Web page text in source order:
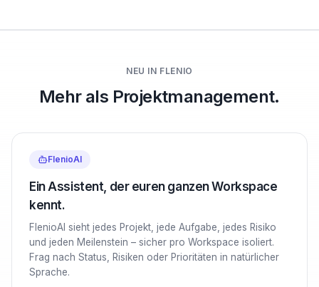
NEU IN FLENIO
Mehr als Projektmanagement.
FlenioAI
Ein Assistent, der euren ganzen Workspace
kennt.
FlenioAI sieht jedes Projekt, jede Aufgabe, jedes Risiko
und jeden Meilenstein – sicher pro Workspace isoliert.
Frag nach Status, Risiken oder Prioritäten in natürlicher
Sprache.